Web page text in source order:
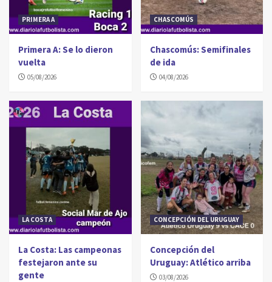
PRIMERA A
Primera A: Se lo dieron
vuelta
05/08/2026
CHASCOMÚS
Chascomús: Semifinales
de ida
04/08/2026
LA COSTA
La Costa: Las campeonas
festejaron ante su
gente
CONCEPCIÓN DEL URUGUAY
Concepción del
Uruguay: Atlético arriba
03/08/2026